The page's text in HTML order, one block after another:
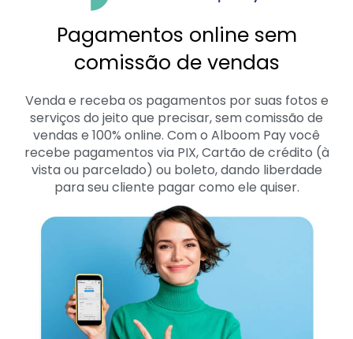
Pagamentos online sem
comissão de vendas
Venda e receba os pagamentos por suas fotos e
serviços do jeito que precisar, sem comissão de
vendas e 100% online. Com o Alboom Pay você
recebe pagamentos via PIX, Cartão de crédito (à
vista ou parcelado) ou boleto, dando liberdade
para seu cliente pagar como ele quiser.